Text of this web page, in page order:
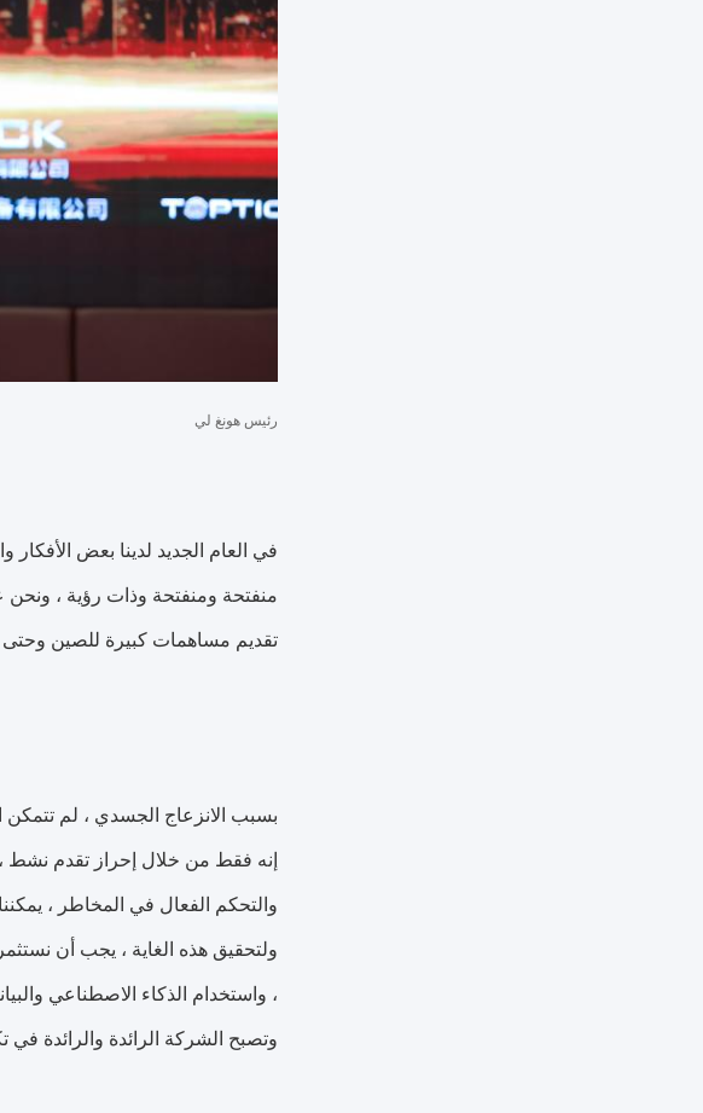
رئيس هونغ لي
منفتحة ومنفتحة وذات رؤية ، ونحن
تقديم مساهمات كبيرة للصين وحتى
بسبب الانزعاج الجسدي ، لم
إنه فقط من خلال إحراز تقدم نشط ،
ولتحقيق هذه الغاية ، يجب أن
وتصبح الشركة الرائدة والرائدة في